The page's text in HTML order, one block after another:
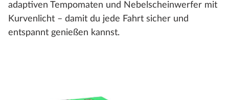
adaptiven Tempomaten und Nebelscheinwerfer mit
Kurvenlicht – damit du jede Fahrt sicher und
entspannt genießen kannst.